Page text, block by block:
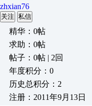
zhxian76
关注 私信
精华：0帖
求助：0帖
帖子：0帖 | 2回
年度积分：0
历史总积分：2
注册：2011年9月13日